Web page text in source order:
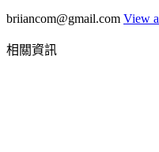
briiancom@gmail.com View
相關資訊